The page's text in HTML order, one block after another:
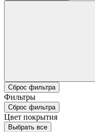
Сброс фильтра
Фильтры
Сброс фильтра
Цвет покрытия
Выбрать все